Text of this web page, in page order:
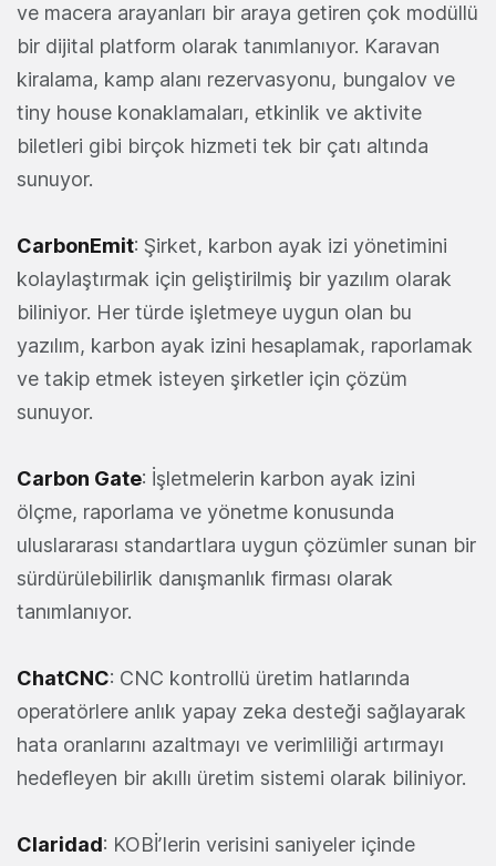
ve macera arayanları bir araya getiren çok modüllü
bir dijital platform olarak tanımlanıyor. Karavan
kiralama, kamp alanı rezervasyonu, bungalov ve
tiny house konaklamaları, etkinlik ve aktivite
biletleri gibi birçok hizmeti tek bir çatı altında
sunuyor.
CarbonEmit: Şirket, karbon ayak izi yönetimini
kolaylaştırmak için geliştirilmiş bir yazılım olarak
biliniyor. Her türde işletmeye uygun olan bu
yazılım, karbon ayak izini hesaplamak, raporlamak
ve takip etmek isteyen şirketler için çözüm
sunuyor.
Carbon Gate: İşletmelerin karbon ayak izini
ölçme, raporlama ve yönetme konusunda
uluslararası standartlara uygun çözümler sunan bir
sürdürülebilirlik danışmanlık firması olarak
tanımlanıyor.
ChatCNC: CNC kontrollü üretim hatlarında
operatörlere anlık yapay zeka desteği sağlayarak
hata oranlarını azaltmayı ve verimliliği artırmayı
hedefleyen bir akıllı üretim sistemi olarak biliniyor.
Claridad: KOBİʼlerin verisini saniyeler içinde